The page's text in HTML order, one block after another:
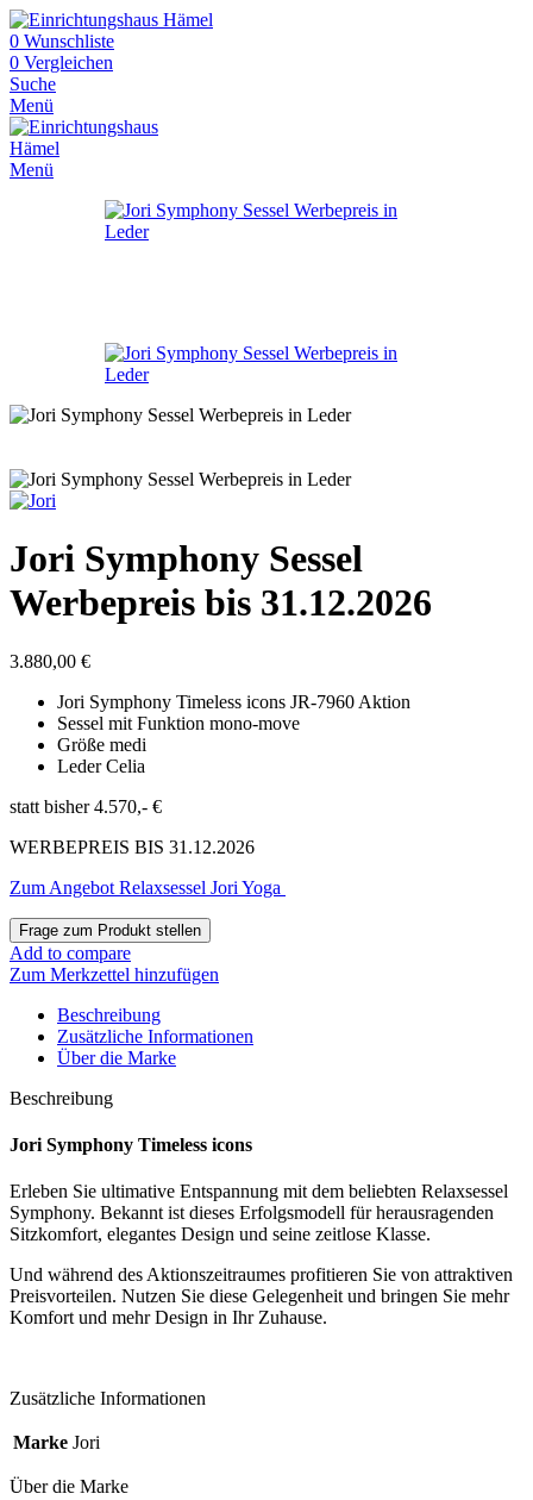
0 Wunschliste
0 Vergleichen
Suche
Menü
Menü
Jori Symphony Sessel
Werbepreis bis 31.12.2026
3.880,00 €
Jori Symphony Timeless icons JR-7960 Aktion
Sessel mit Funktion mono-move
Größe medi
Leder Celia
statt bisher 4.570,- €
WERBEPREIS BIS 31.12.2026
Zum Angebot Relaxsessel Jori Yoga
Add to compare
Zum Merkzettel hinzufügen
Beschreibung
Zusätzliche Informationen
Über die Marke
Beschreibung
Jori Symphony Timeless icons
Erleben Sie ultimative Entspannung mit dem beliebten Relaxsessel
Symphony. Bekannt ist dieses Erfolgsmodell für herausragenden
Sitzkomfort, elegantes Design und seine zeitlose Klasse.
Und während des Aktionszeitraumes profitieren Sie von attraktiven
Preisvorteilen. Nutzen Sie diese Gelegenheit und bringen Sie mehr
Komfort und mehr Design in Ihr Zuhause.
Zusätzliche Informationen
Marke Jori
Über die Marke